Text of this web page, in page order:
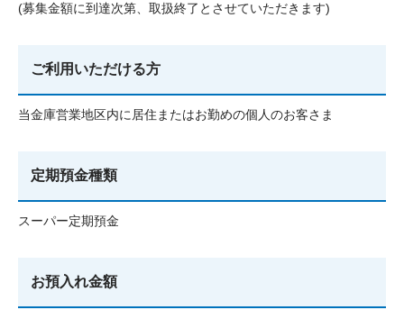
(募集金額に到達次第、取扱終了とさせていただきます)
ご利用いただける方
当金庫営業地区内に居住またはお勤めの個人のお客さま
定期預金種類
スーパー定期預金
お預入れ金額